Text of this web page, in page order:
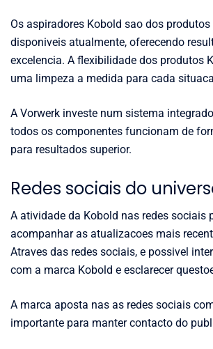
Os aspiradores Kobold sao dos
disponiveis atualmente, oferecendo
excelencia. A flexibilidade dos produtos
uma limpeza a medida para cada
A Vorwerk investe num sistema
todos os componentes funcionam de
para resultados superior.
Redes sociais do
A atividade da Kobold nas redes sociais
acompanhar as atualizacoes mais
Atraves das redes sociais, e possivel
com a marca Kobold e esclarecer
A marca aposta nas as redes sociais
importante para manter contacto do